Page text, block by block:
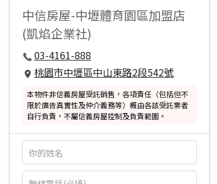
中信房屋-中壢體育園區加盟店
(凱焰企業社)
03-4161-888
桃園市中壢區中山東路2段542號
本物件非信義房屋受託銷售，各項責任（包括但不
限於廣告真實性及仲介義務等）概由各該受託業者
自行負責，不屬信義房屋控制及負責範圍。